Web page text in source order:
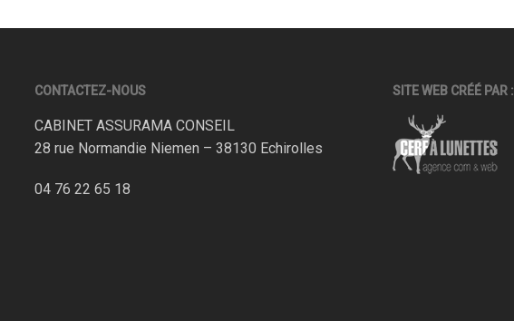
CONTACTEZ-NOUS
CABINET ASSURAMA CONSEIL
28 rue Normandie Niemen – 38130 Echirolles
04 76 22 65 18
SITE WEB CRÉÉ PAR :